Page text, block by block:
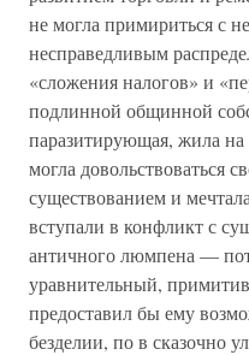
не могла примириться с
несправедливым
«сложения налогов» и
подлинной общинной
паразитирующая, жила на
могла довольствоваться
существованием и
вступали в конфликт с
античного люмпена —
уравнительный,
предоставил бы ему
безделии, по в сказочно